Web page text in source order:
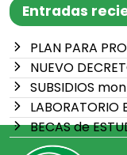
Entradas
PLAN PARA
NUEVO
SUBSIDIOS
LABORATORIO
BECAS de